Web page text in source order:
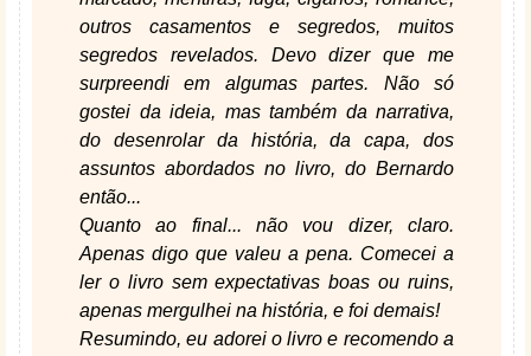
outros casamentos e segredos, muitos
segredos revelados. Devo dizer que me
surpreendi em algumas partes. Não só
gostei da ideia, mas também da narrativa,
do desenrolar da história, da capa, dos
assuntos abordados no livro, do Bernardo
então...
Quanto ao final... não vou dizer, claro.
Apenas digo que valeu a pena. Comecei a
ler o livro sem expectativas boas ou ruins,
apenas mergulhei na história, e foi demais!
Resumindo, eu adorei o livro e recomendo a